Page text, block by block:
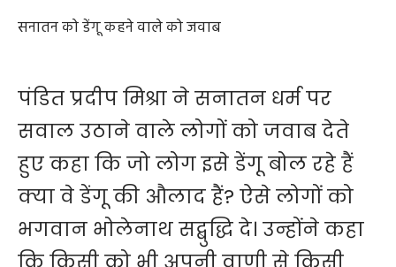
सनातन को डेंगू कहने वाले को जवाब
पंडित प्रदीप मिश्रा ने सनातन धर्म पर
सवाल उठाने वाले लोगों को जवाब देते
हुए कहा कि जो लोग इसे डेंगू बोल रहे हैं
क्या वे डेंगू की औलाद हैं? ऐसे लोगों को
भगवान भोलेनाथ सद्बुद्धि दे। उन्होंने कहा